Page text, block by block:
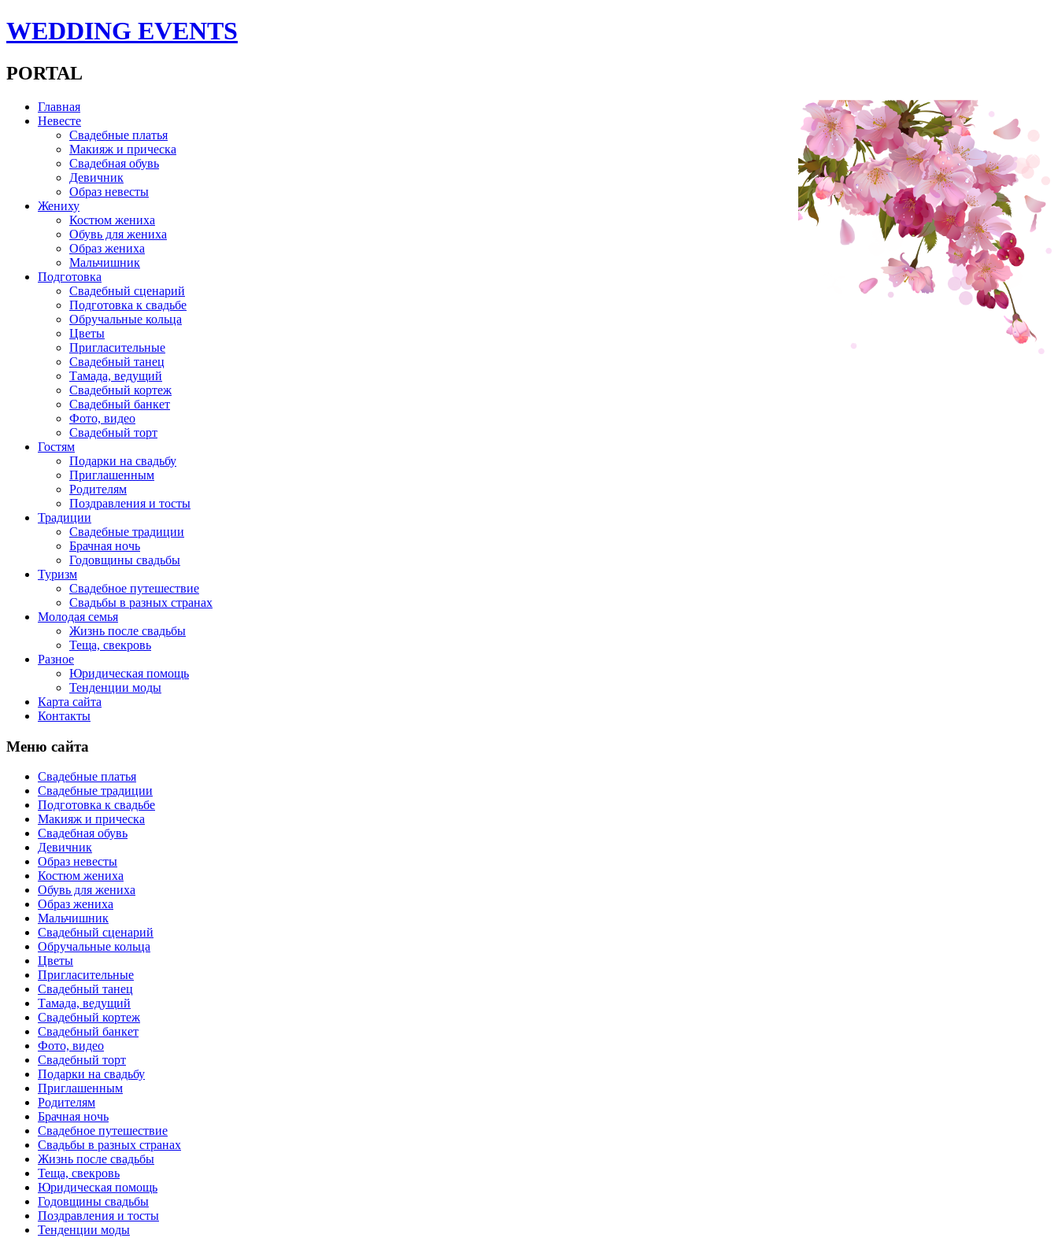
WEDDING EVENTS
PORTAL
Главная
Невесте
Свадебные платья
Макияж и прическа
Свадебная обувь
Девичник
Образ невесты
Жениху
Костюм жениха
Обувь для жениха
Образ жениха
Мальчишник
Подготовка
Свадебный сценарий
Подготовка к свадьбе
Обручальные кольца
Цветы
Пригласительные
Свадебный танец
Тамада, ведущий
Свадебный кортеж
Свадебный банкет
Фото, видео
Свадебный торт
Гостям
Подарки на свадьбу
Приглашенным
Родителям
Поздравления и тосты
Традиции
Свадебные традиции
Брачная ночь
Годовщины свадьбы
Туризм
Свадебное путешествие
Свадьбы в разных странах
Молодая семья
Жизнь после свадьбы
Теща, свекровь
Разное
Юридическая помощь
Тенденции моды
Карта сайта
Контакты
Меню сайта
Свадебные платья
Свадебные традиции
Подготовка к свадьбе
Макияж и прическа
Свадебная обувь
Девичник
Образ невесты
Костюм жениха
Обувь для жениха
Образ жениха
Мальчишник
Свадебный сценарий
Обручальные кольца
Цветы
Пригласительные
Свадебный танец
Тамада, ведущий
Свадебный кортеж
Свадебный банкет
Фото, видео
Свадебный торт
Подарки на свадьбу
Приглашенным
Родителям
Брачная ночь
Свадебное путешествие
Свадьбы в разных странах
Жизнь после свадьбы
Теща, свекровь
Юридическая помощь
Годовщины свадьбы
Поздравления и тосты
Тенденции моды